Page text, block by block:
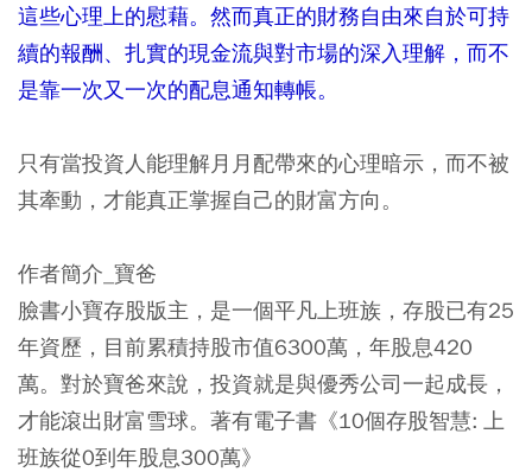
這些心理上的慰藉。然而真正的財務自由來自於可持
續的報酬、扎實的現金流與對市場的深入理解，而不
是靠一次又一次的配息通知轉帳。
只有當投資人能理解月月配帶來的心理暗示，而不被
其牽動，才能真正掌握自己的財富方向。
作者簡介_寶爸
臉書小寶存股版主，是一個平凡上班族，存股已有25
年資歷，目前累積持股市值6300萬，年股息420
萬。對於寶爸來說，投資就是與優秀公司一起成長，
才能滾出財富雪球。著有電子書《10個存股智慧: 上
班族從0到年股息300萬》